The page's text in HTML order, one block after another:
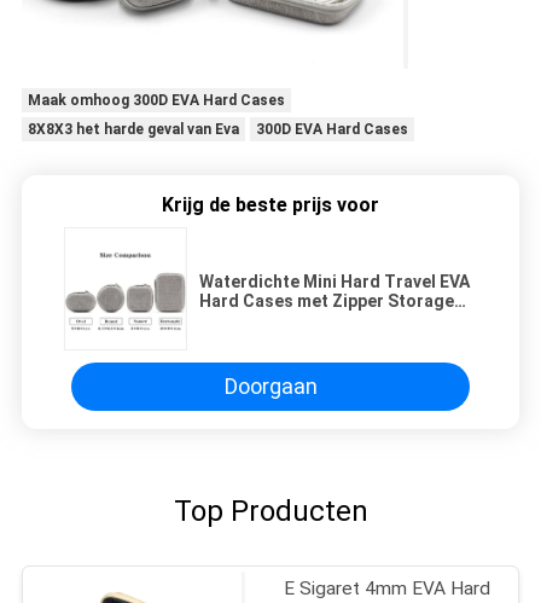
Maak omhoog 300D EVA Hard Cases
8X8X3 het harde geval van Eva
300D EVA Hard Cases
Krijg de beste prijs voor
Waterdichte Mini Hard Travel EVA
Hard Cases met Zipper Storage
Doorgaan
Top Producten
E Sigaret 4mm EVA Hard